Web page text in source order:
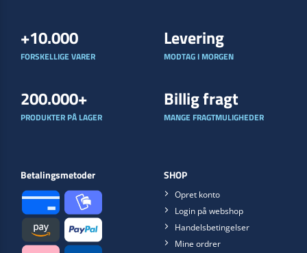
+10.000
FORSKELLIGE VARER
Levering
MODTAG I MORGEN
200.000+
PRODUKTER PÅ LAGER
Billig fragt
MANGE FRAGTMULIGHEDER
Betalingsmetoder SHOP
Opret konto
Login på webshop
Handelsbetingelser
Mine ordrer